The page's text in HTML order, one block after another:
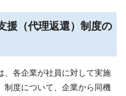
援（代理返還）制度の
、各企業が社員に対して実施
制度について、企業から同機